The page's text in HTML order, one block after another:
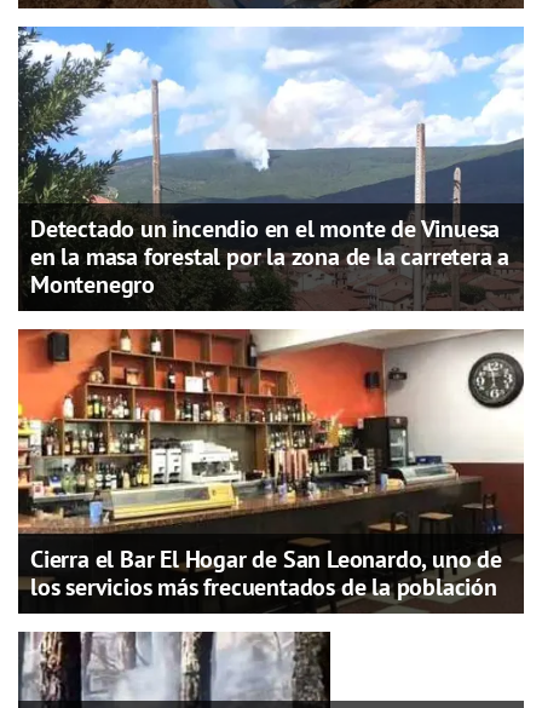
Detectado un incendio en el monte de Vinuesa
en la masa forestal por la zona de la carretera a
Montenegro
Cierra el Bar El Hogar de San Leonardo, uno de
los servicios más frecuentados de la población